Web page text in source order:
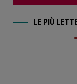
LE PIÙ